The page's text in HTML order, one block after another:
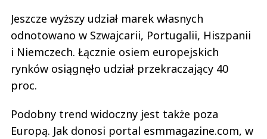
Jeszcze wyższy udział marek własnych
odnotowano w Szwajcarii, Portugalii, Hiszpanii
i Niemczech. Łącznie osiem europejskich
rynków osiągnęło udział przekraczający 40
proc.
Podobny trend widoczny jest także poza
Europą. Jak donosi portal esmmagazine.com, w